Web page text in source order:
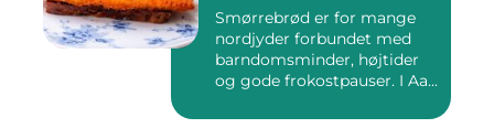
Smørrebrød er for mange
nordjyder forbundet med
barndomsminder, højtider
og gode frokostpauser. I Aa...